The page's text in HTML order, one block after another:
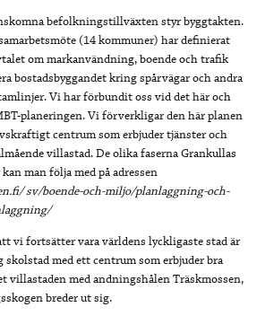
befolkningstillväxten styr byggtakten.
(14 kommuner) har definierat
om markanvändning, boende och trafik
bostadsbyggandet kring spårvägar och andra
Vi har förbundit oss vid det här och
planeringen. Vi förverkligar den här planen
centrum som erbjuder tjänster och
villastad. De olika faserna Grankullas
man följa med på adressen
sv/boende-och-miljo/planlaggning-och-
vi fortsätter vara världens lyckligaste stad är
skolstad med ett centrum som erbjuder bra
villastaden med andningshålen Träskmossen,
breder ut sig.